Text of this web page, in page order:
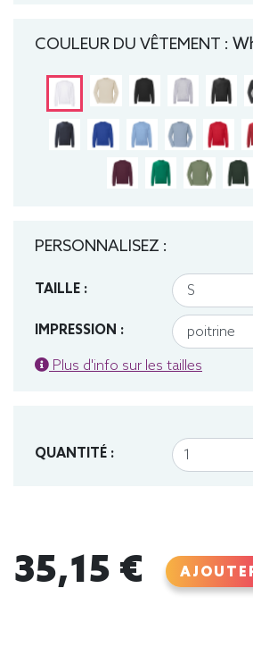
COULEUR DU VÊTEMENT :
PERSONNALISEZ :
TAILLE :
IMPRESSION :
Plus d'info sur les tailles
QUANTITÉ :
35,15 €